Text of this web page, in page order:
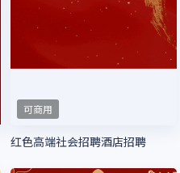
可商用
红色高端社会招聘酒店招聘